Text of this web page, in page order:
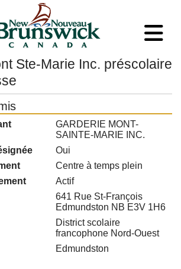
Ste-Marie Inc. préscolaire
GARDERIE MONT-
SAINTE-MARIE INC.
Oui
Centre à temps plein
Actif
641 Rue St-François
Edmundston NB E3V 1H6
District scolaire
francophone Nord-Ouest
Edmundston